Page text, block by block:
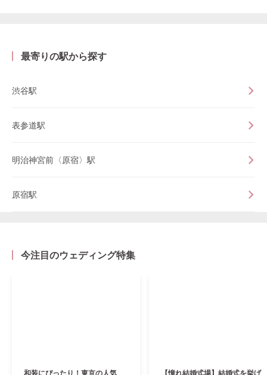
最寄りの駅から探す
渋谷駅
表参道駅
明治神宮前〈原宿〉駅
原宿駅
今注目のウェディング特集
和装にぴったり！東京の人気 【憧れ結婚式場】結婚式を挙げ